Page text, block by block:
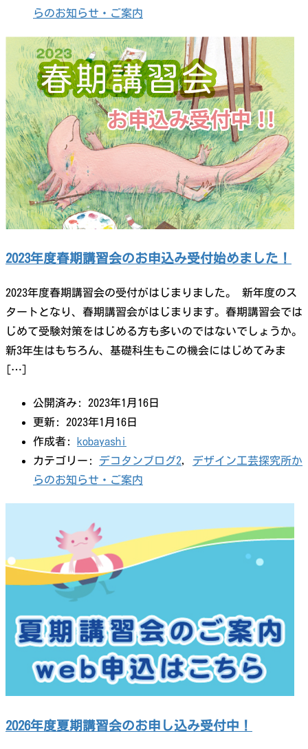
らのお知らせ・ご案内
2023年度春期講習会のお申込み受付始めました！
2023年度春期講習会の受付がはじまりました。 新年度のス
タートとなり、春期講習会がはじまります。春期講習会では
じめて受験対策をはじめる方も多いのではないでしょうか。
新3年生はもちろん、基礎科生もこの機会にはじめてみま
[…]
公開済み: 2023年1月16日
更新: 2023年1月16日
作成者:
kobayashi
カテゴリー: デコタンブログ2, デザイン工芸探究所か
らのお知らせ・ご案内
2026年度夏期講習会のお申し込み受付中！